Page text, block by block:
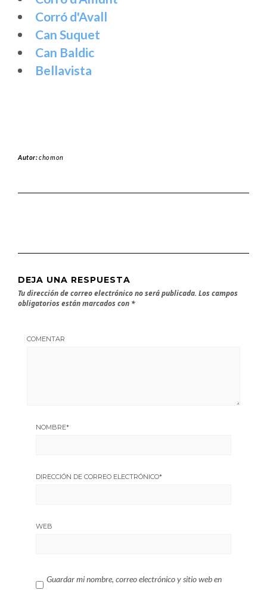
Corró d'Avall
Can Suquet
Can Baldic
Bellavista
Autor:chomon
DEJA UNA RESPUESTA
Tu dirección de correo electrónico no será publicada. Los campos
obligatorios están marcados con *
COMENTAR
NOMBRE*
DIRECCIÓN DE CORREO ELECTRÓNICO*
WEB
Guardar mi nombre, correo electrónico y sitio web en